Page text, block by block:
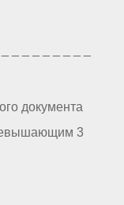
_ _ _ _ _ _ _ _
документа
3